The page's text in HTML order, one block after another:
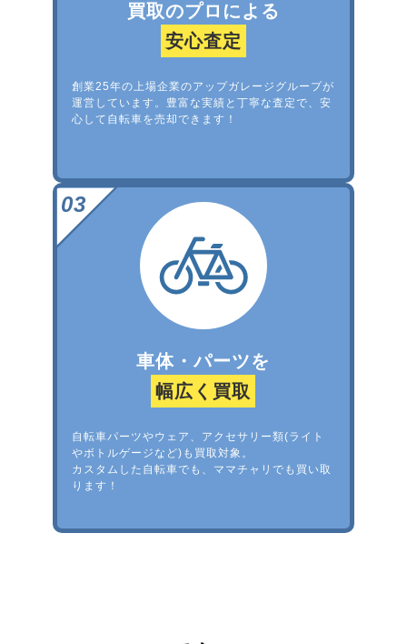
買取のプロによる
安心査定
創業25年の上場企業のアップガレージグループが
運営しています。豊富な実績と丁寧な査定で、安
心して自転車を売却できます！
車体・パーツを
幅広く買取
自転車パーツやウェア、アクセサリー類(ライト
やボトルゲージなど)も買取対象。
カスタムした自転車でも、ママチャリでも買い取
ります！